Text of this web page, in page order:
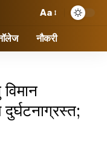
Aa
नौकरी